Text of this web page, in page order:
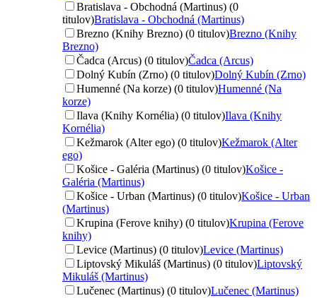
Bratislava - Obchodná (Martinus) (0
titulov)Bratislava - Obchodná (Martinus)
Brezno (Knihy Brezno) (0 titulov)Brezno (Knihy
Brezno)
Čadca (Arcus) (0 titulov)Čadca (Arcus)
Dolný Kubín (Zrno) (0 titulov)Dolný Kubín (Zrno)
Humenné (Na korze) (0 titulov)Humenné (Na
korze)
Ilava (Knihy Kornélia) (0 titulov)Ilava (Knihy
Kornélia)
Kežmarok (Alter ego) (0 titulov)Kežmarok (Alter
ego)
Košice - Galéria (Martinus) (0 titulov)Košice -
Galéria (Martinus)
Košice - Urban (Martinus) (0 titulov)Košice - Urban
(Martinus)
Krupina (Ferove knihy) (0 titulov)Krupina (Ferove
knihy)
Levice (Martinus) (0 titulov)Levice (Martinus)
Liptovský Mikuláš (Martinus) (0 titulov)Liptovský
Mikuláš (Martinus)
Lučenec (Martinus) (0 titulov)Lučenec (Martinus)